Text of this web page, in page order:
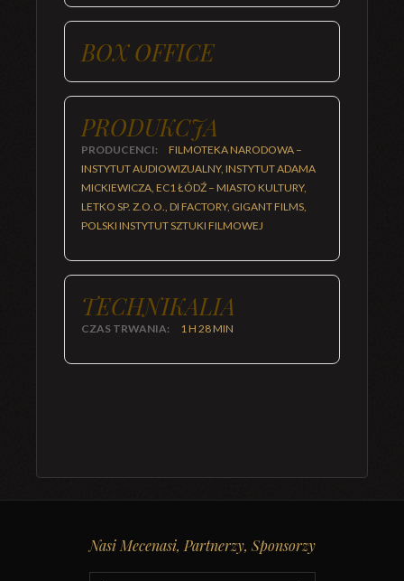
BOX OFFICE
PRODUKCJA
PRODUCENCI:
FILMOTEKA NARODOWA –
INSTYTUT AUDIOWIZUALNY, INSTYTUT ADAMA
MICKIEWICZA, EC1 ŁÓDŹ – MIASTO KULTURY,
LETKO SP. Z.O.O., DI FACTORY, GIGANT FILMS,
POLSKI INSTYTUT SZTUKI FILMOWEJ
TECHNIKALIA
CZAS TRWANIA: 1 H 28 MIN
Nasi Mecenasi, Partnerzy, Sponsorzy